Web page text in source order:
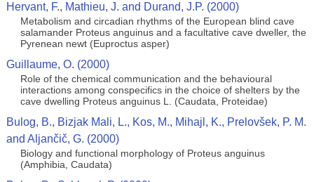
Hervant, F., Mathieu, J. and Durand, J.P. (2000)
Metabolism and circadian rhythms of the European blind cave
salamander Proteus anguinus and a facultative cave dweller, the
Pyrenean newt (Euproctus asper)
Guillaume, O. (2000)
Role of the chemical communication and the behavioural
interactions among conspecifics in the choice of shelters by the
cave dwelling Proteus anguinus L. (Caudata, Proteidae)
Bulog, B., Bizjak Mali, L., Kos, M., Mihajl, K., Prelovšek, P. M.
and Aljančič, G. (2000)
Biology and functional morphology of Proteus anguinus
(Amphibia, Caudata)